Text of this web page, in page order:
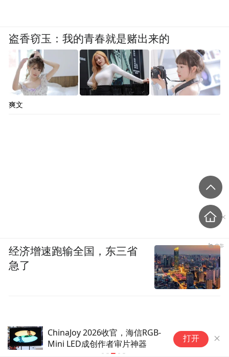
ChinaJoy 2026收官，海信RGB-
Mini LED成创作者审片神器
被摘牌后，
打开
盗香窃玉：我的青春就是赌出来的
爽文
经济增速跑输全国，东三省
急了